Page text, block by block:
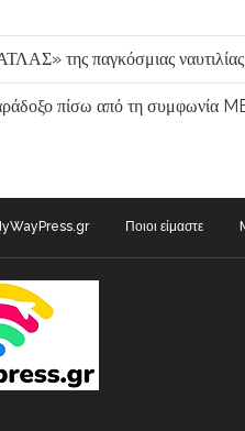
της παγκόσμιας ναυτιλίας
πίσω από τη συμφωνία
Ποιοι είμαστε